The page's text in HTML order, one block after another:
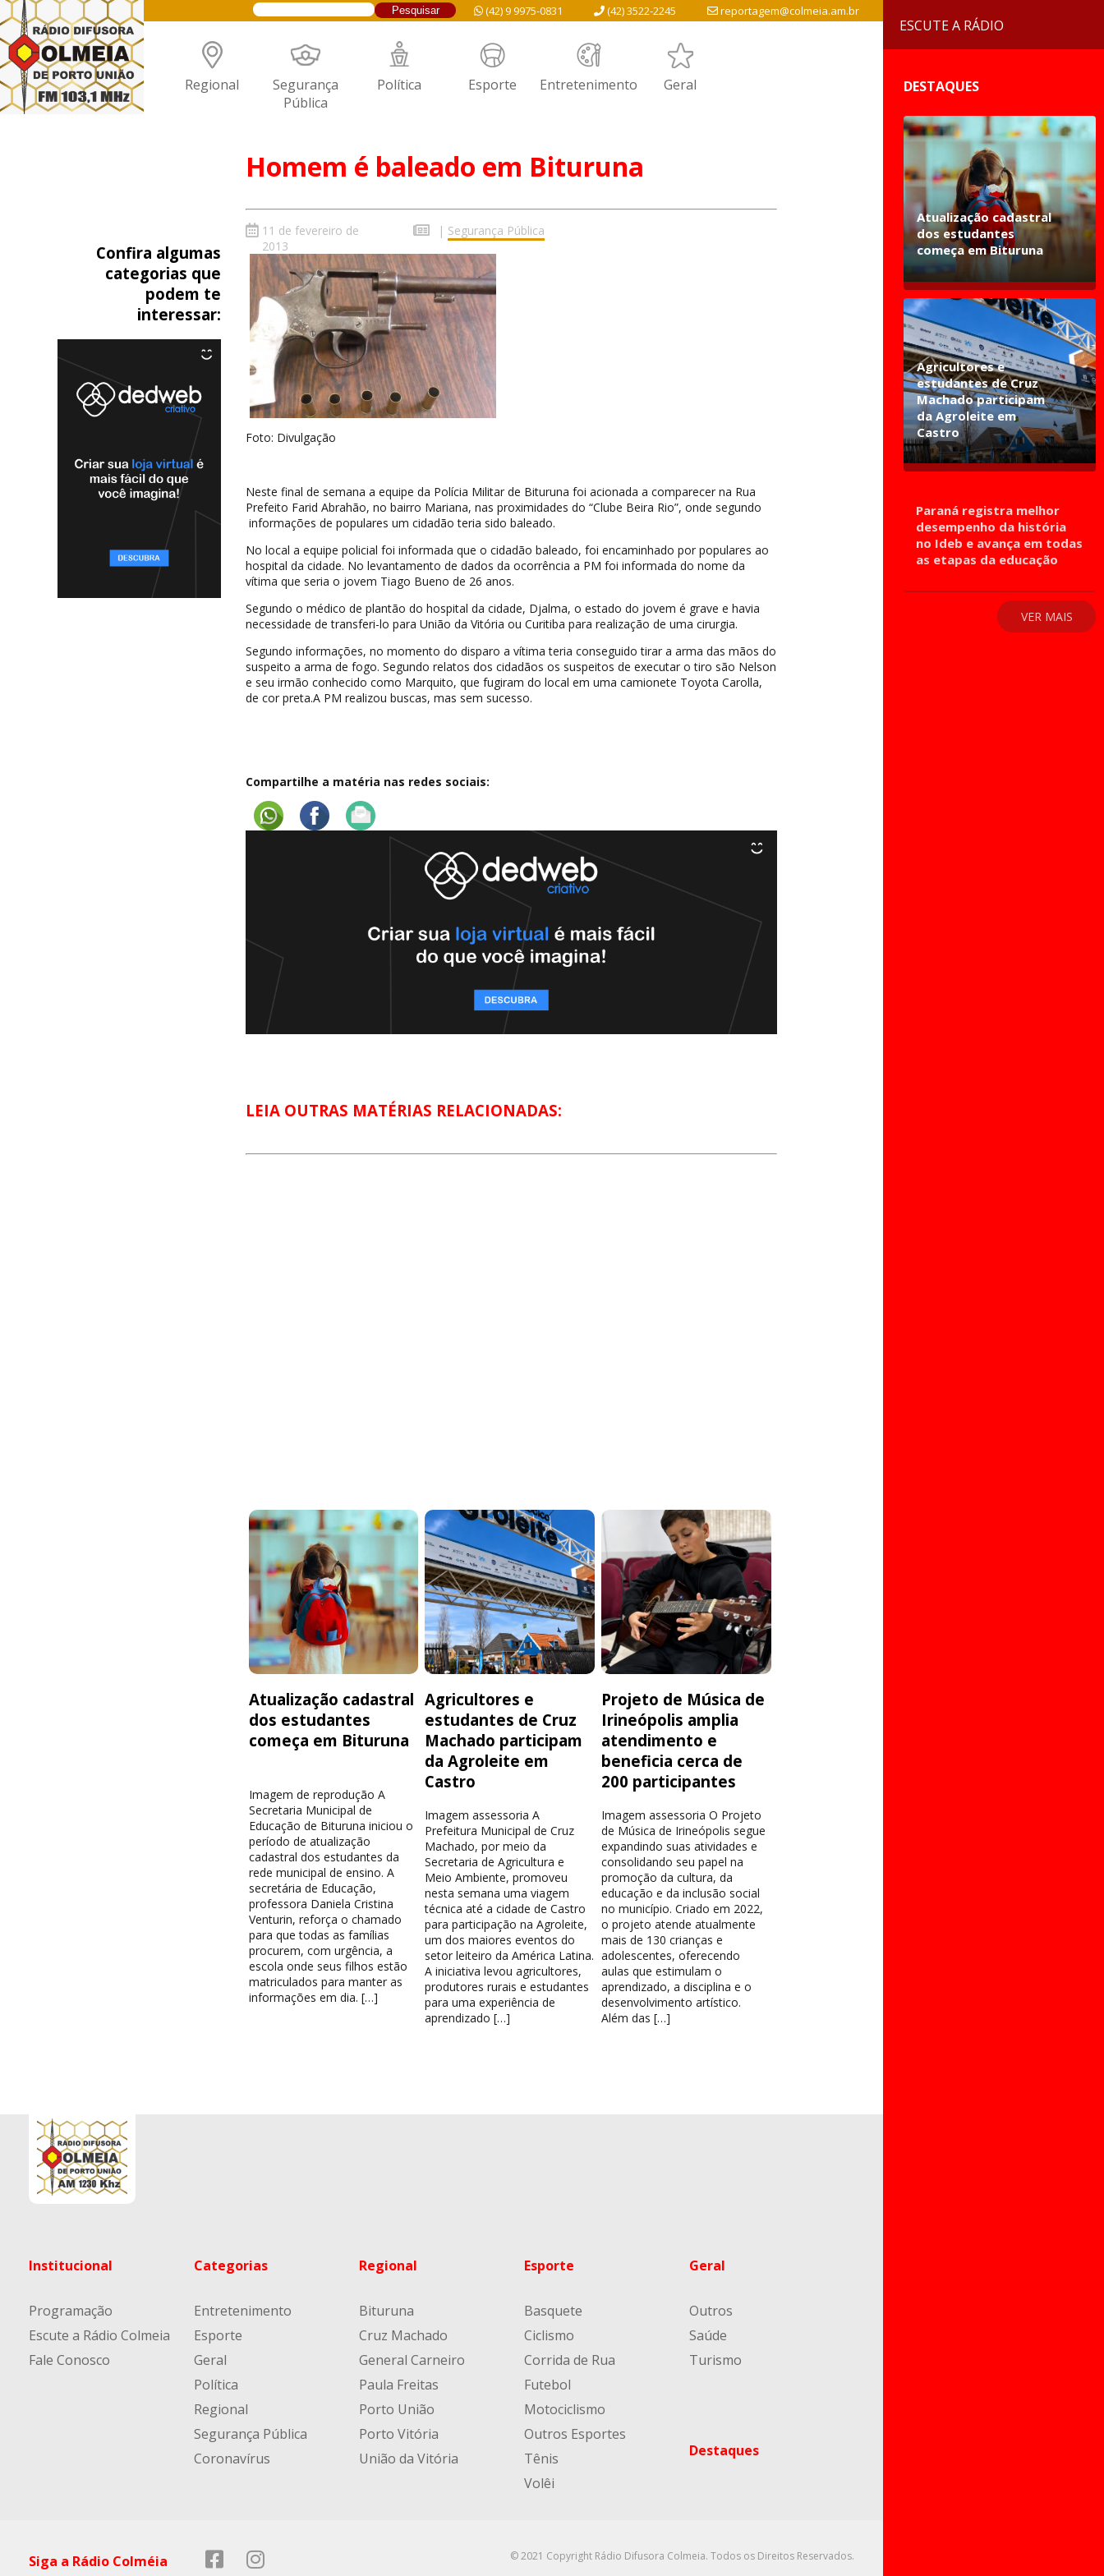
reportagem@colmeia.am.br
(42) 3522-2245
(42) 9 9975-0831
Regional Segurança
Pública
Política Esporte Entretenimento Geral
Homem é baleado em Bituruna
Confira algumas
categorias que
podem te
interessar:
11 de fevereiro de
2013
| Segurança Pública
Foto: Divulgação
Neste final de semana a equipe da Polícia Militar de Bituruna foi acionada a comparecer na Rua
Prefeito Farid Abrahão, no bairro Mariana, nas proximidades do “Clube Beira Rio”, onde segundo
informações de populares um cidadão teria sido baleado.
No local a equipe policial foi informada que o cidadão baleado, foi encaminhado por populares ao
hospital da cidade. No levantamento de dados da ocorrência a PM foi informada do nome da
vítima que seria o jovem Tiago Bueno de 26 anos.
Segundo o médico de plantão do hospital da cidade, Djalma, o estado do jovem é grave e havia
necessidade de transferi-lo para União da Vitória ou Curitiba para realização de uma cirurgia.
Segundo informações, no momento do disparo a vítima teria conseguido tirar a arma das mãos do
suspeito a arma de fogo. Segundo relatos dos cidadãos os suspeitos de executar o tiro são Nelson
e seu irmão conhecido como Marquito, que fugiram do local em uma camionete Toyota Carolla,
de cor preta.A PM realizou buscas, mas sem sucesso.
Compartilhe a matéria nas redes sociais:
LEIA OUTRAS MATÉRIAS RELACIONADAS:
Atualização cadastral
dos estudantes
começa em Bituruna
Imagem de reprodução A
Secretaria Municipal de
Educação de Bituruna iniciou o
período de atualização
cadastral dos estudantes da
rede municipal de ensino. A
secretária de Educação,
professora Daniela Cristina
Venturin, reforça o chamado
para que todas as famílias
procurem, com urgência, a
escola onde seus filhos estão
matriculados para manter as
informações em dia. […]
Agricultores e
estudantes de Cruz
Machado participam
da Agroleite em
Castro
Imagem assessoria A
Prefeitura Municipal de Cruz
Machado, por meio da
Secretaria de Agricultura e
Meio Ambiente, promoveu
nesta semana uma viagem
técnica até a cidade de Castro
para participação na Agroleite,
um dos maiores eventos do
setor leiteiro da América Latina.
A iniciativa levou agricultores,
produtores rurais e estudantes
para uma experiência de
aprendizado […]
Projeto de Música de
Irineópolis amplia
atendimento e
beneficia cerca de
200 participantes
Imagem assessoria O Projeto
de Música de Irineópolis segue
expandindo suas atividades e
consolidando seu papel na
promoção da cultura, da
educação e da inclusão social
no município. Criado em 2022,
o projeto atende atualmente
mais de 130 crianças e
adolescentes, oferecendo
aulas que estimulam o
aprendizado, a disciplina e o
desenvolvimento artístico.
Além das […]
Institucional
Programação
Escute a Rádio Colmeia
Fale Conosco
Categorias
Entretenimento
Esporte
Geral
Política
Regional
Segurança Pública
Coronavírus
Regional
Bituruna
Cruz Machado
General Carneiro
Paula Freitas
Porto União
Porto Vitória
União da Vitória
Esporte
Basquete
Ciclismo
Corrida de Rua
Futebol
Motociclismo
Outros Esportes
Tênis
Volêi
Geral
Outros
Saúde
Turismo
Destaques
Siga a Rádio Colméia © 2021 Copyright Rádio Difusora Colmeia. Todos os Direitos Reservados.
ESCUTE A RÁDIO
DESTAQUES
Atualização cadastral
dos estudantes
começa em Bituruna
Agricultores e
estudantes de Cruz
Machado participam
da Agroleite em
Castro
Paraná registra melhor
desempenho da história
no Ideb e avança em todas
as etapas da educação
VER MAIS